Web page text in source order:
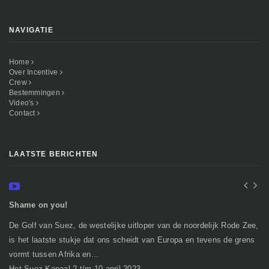
NAVIGATIE
Home
Over Incentive
Crew
Bestemmingen
Video's
Contact
LAATSTE BERICHTEN
Shame on you!
De Golf van Suez, de westelijke uitloper van de noordelijk Rode Zee,
is het laatste stukje dat ons scheidt van Europa en tevens de grens
vormt tussen Afrika en...